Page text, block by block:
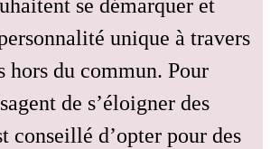
se démarquer et
unique à travers
hors du commun. Pour
de s’éloigner des
conseillé d’opter pour des